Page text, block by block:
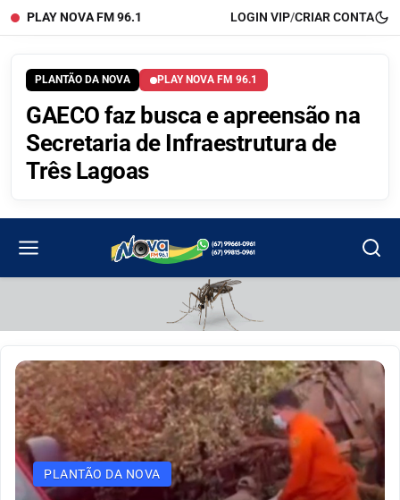
PLAY NOVA FM 96.1 LOGIN VIP/CRIAR CONTA
PLANTÃO DA NOVA PLAY NOVA FM 96.1
GAECO faz busca e apreensão na
Secretaria de Infraestrutura de
Três Lagoas
PLANTÃO DA NOVA